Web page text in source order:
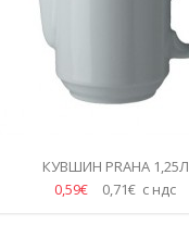
КУВШИН PRAHA 1,25Л
0,59€
0,71€ с ндс